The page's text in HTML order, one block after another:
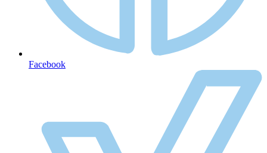
Facebook